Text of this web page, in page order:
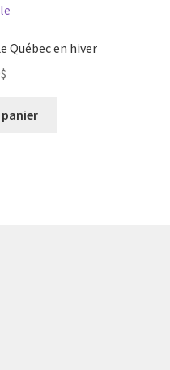
Québec en hiver
$